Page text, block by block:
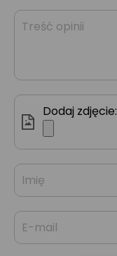
Dodaj zdjęcie: